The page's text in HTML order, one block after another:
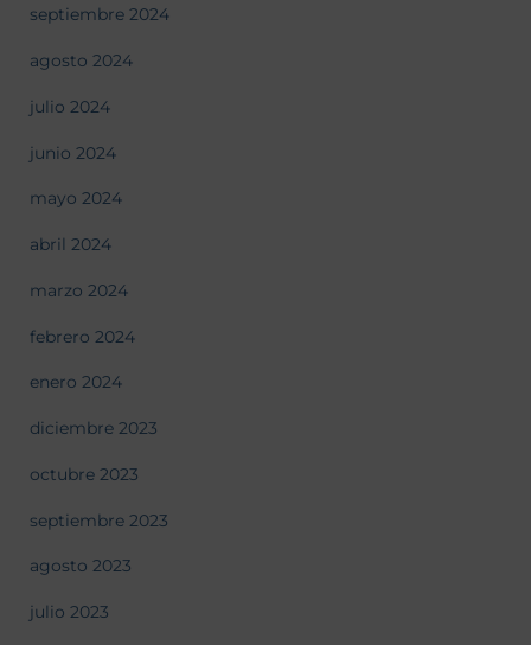
septiembre 2024
agosto 2024
julio 2024
junio 2024
mayo 2024
abril 2024
marzo 2024
febrero 2024
enero 2024
diciembre 2023
octubre 2023
septiembre 2023
agosto 2023
julio 2023